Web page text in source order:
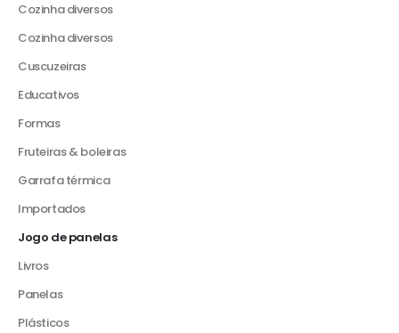
Cozinha diversos
Cozinha diversos
Cuscuzeiras
Educativos
Formas
Fruteiras & boleiras
Garrafa térmica
Importados
Jogo de panelas
Livros
Panelas
Plásticos